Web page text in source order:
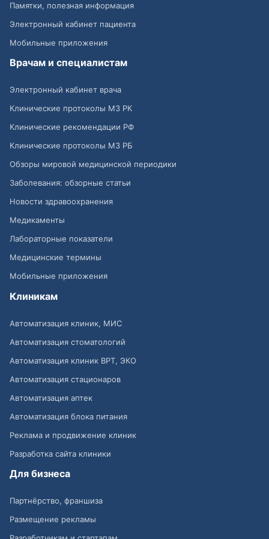
Памятки, полезная информация
Электронный кабинет пациента
Мобильные приложения
Врачам и специалистам
Электронный кабинет врача
Клинические протоколы МЗ РК
Клинические рекомендации РФ
Клинические протоколы МЗ РБ
Обзоры мировой медицинской периодики
Заболевания: обзорные статьи
Новости здравоохранения
Медикаменты
Лабораторные показатели
Медицинские термины
Мобильные приложения
Клиникам
Автоматизация клиник, МИС
Автоматизация стоматологий
Автоматизация клиник ВРТ, ЭКО
Автоматизация стационаров
Автоматизация аптек
Автоматизация блока питания
Реклама и продвижение клиник
Разработка сайта клиники
Для бизнеса
Партнёрство, франшиза
Размещение рекламы